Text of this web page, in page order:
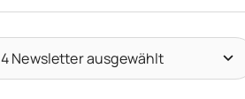
4 Newsletter ausgewählt